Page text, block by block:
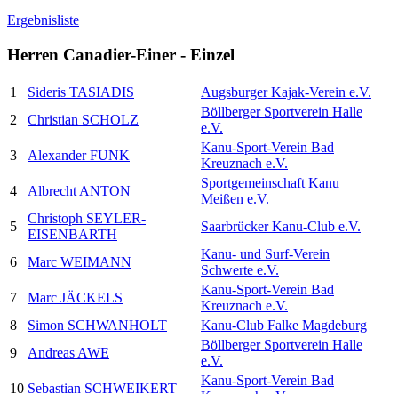
Ergebnisliste
Herren Canadier-Einer - Einzel
1 Sideris TASIADIS
Augsburger Kajak-Verein e.V.
2
Christian SCHOLZ
Böllberger Sportverein Halle
e.V.
3
Alexander FUNK
Kanu-Sport-Verein Bad
Kreuznach e.V.
4
Albrecht ANTON
Sportgemeinschaft Kanu
Meißen e.V.
5
Christoph SEYLER-
EISENBARTH
Saarbrücker Kanu-Club e.V.
6 Marc WEIMANN
Kanu- und Surf-Verein
Schwerte e.V.
7
Marc JÄCKELS
Kanu-Sport-Verein Bad
Kreuznach e.V.
8
Simon SCHWANHOLT
Kanu-Club Falke Magdeburg
9
Andreas AWE
Böllberger Sportverein Halle
e.V.
10 Sebastian SCHWEIKERT
Kanu-Sport-Verein Bad